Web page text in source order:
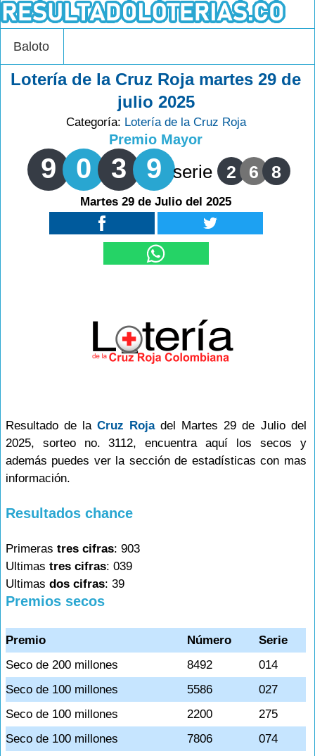
Baloto
Lotería de la Cruz Roja martes 29 de
julio 2025
Categoría: Lotería de la Cruz Roja
Premio Mayor
9 0 3 9 serie 2 6 8
Martes 29 de Julio del 2025
Resultado de laCruz Rojadel Martes 29 de Julio del
2025, sorteo no. 3112, encuentra aquí los secos y
además puedes ver la sección de estadísticas con mas
información.
Resultados chance
Primeras tres cifras: 903
Ultimas tres cifras: 039
Ultimas dos cifras: 39
Premios secos
Premio Número
Serie
Seco de 200 millones
8492
014
Seco de 100 millones
5586
027
Seco de 100 millones
2200
275
Seco de 100 millones
7806
074